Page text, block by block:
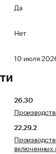
Да
Нет
10 июля
26.30
22.29.2
включенных